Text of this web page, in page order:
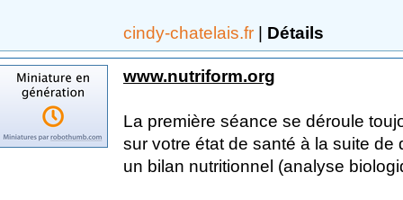
cindy-chatelais.fr | Détails
www.nutriform.org
La première séance se déroule
sur votre état de santé à la suite
un bilan nutritionnel (analyse